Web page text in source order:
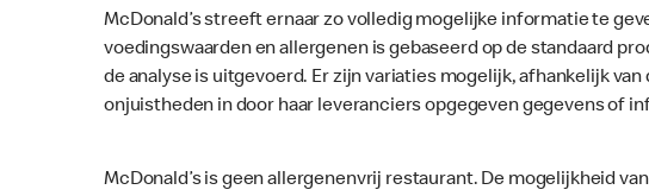
McDonald’s streeft ernaar zo volledig mogelijke informatie te
voedingswaarden en allergenen is gebaseerd op de standaard
de analyse is uitgevoerd. Er zijn variaties mogelijk, afhankelijk
onjuistheden in door haar leveranciers opgegeven gegevens of
McDonald’s is geen allergenenvrij restaurant. De mogelijkheid